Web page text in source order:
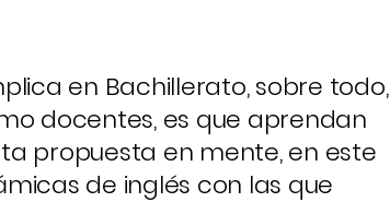
en Bachillerato, sobre todo,
docentes, es que aprendan
propuesta en mente, en este
de inglés con las que